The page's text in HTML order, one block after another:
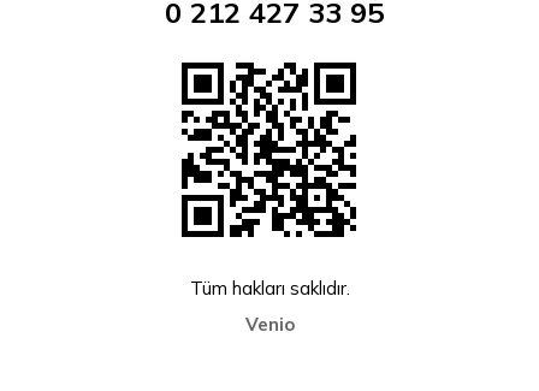
0 212 427 33 95
Tüm hakları saklıdır.
Venio